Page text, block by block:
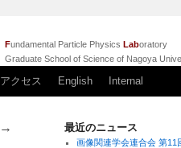
Fundamental Particle Physics Laboratory
Graduate School of Science of Nagoya
アクセス English Internal
→ 最近のニュース
画像関連学会連合会 第11